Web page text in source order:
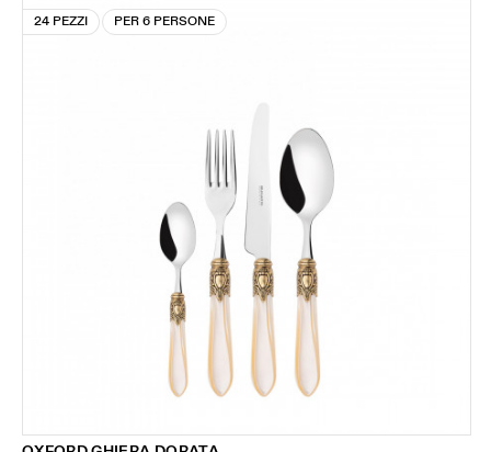
24 PEZZI PER 6 PERSONE